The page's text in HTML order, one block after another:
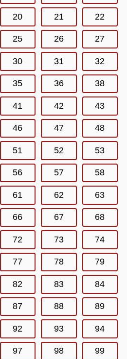
20 21 22
25 26 27
30 31 32
35 36 38
41 42 43
46 47 48
51 52 53
56 57 58
61 62 63
66 67 68
72 73 74
77 78 79
82 83 84
87 88 89
92 93 94
97 98 99